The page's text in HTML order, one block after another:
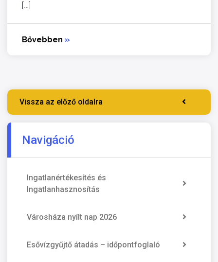
[…]
Bővebben »
Vissza az előző oldalra
Navigáció
Ingatlanértékesítés és
Ingatlanhasznosítás
Városháza nyílt nap 2026
Esővízgyűjtő átadás – időpontfoglaló